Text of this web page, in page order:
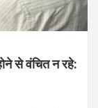
से वंचित न रहे: